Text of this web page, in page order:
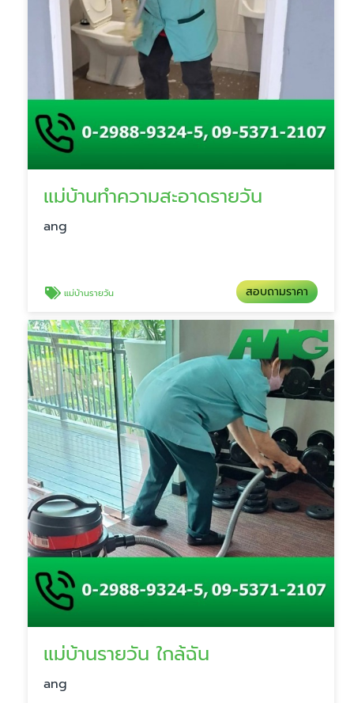
แม่บ้านทำความสะอาดรายวัน
ang
แม่บ้านรายวัน สอบถามราคา
แม่บ้านรายวัน ใกล้ฉัน
ang